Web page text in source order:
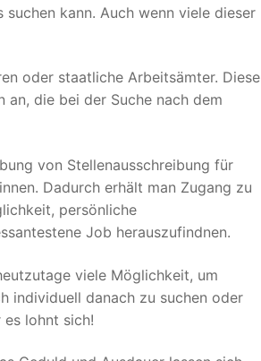
kann. Auch wenn viele dieser
oder staatliche Arbeitsämter. Diese
die bei der Suche nach dem
von Stellenausschreibung für
Dadurch erhält man Zugang zu
persönliche
Job herauszufindnen.
viele Möglichkeit, um
individuell danach zu suchen oder
lohnt sich!